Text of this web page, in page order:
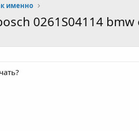
именно
0261S04114 bmw